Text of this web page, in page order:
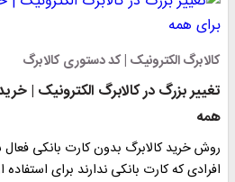
کالابرگ الکترونیک | کد دستوری کالابرگ
تغییر بزرگ در کالابرگ الکترونیک |
همه
روش خرید کالابرگ بدون کارت بانکی فعال
افرادی که کارت بانکی ندارند برای استفاده